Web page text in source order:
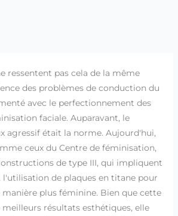
ressentent pas cela de la même
des problèmes de conduction du
avec le perfectionnement des
faciale. Auparavant, le
agressif était la norme. Aujourd'hui,
ceux du Centre de féminisation,
de type III, qui impliquent
de plaques en titane pour
plus féminine. Bien que cette
résultats esthétiques, elle